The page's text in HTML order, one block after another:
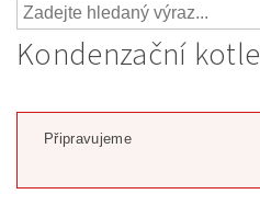
Kondenzační kotle
Připravujeme